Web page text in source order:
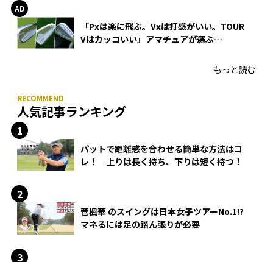
「Pxは楽に飛ぶ。Vxは打感がいい。TOUR
Vはカッコいい」アマチュアが選ぶ
もっと読む
人気記事ランキング
パットで距離感を合わせる簡単な方法はコ
レ！ 上りは長く持ち、下りは短く持つ！
菅楓華 のスイングは日本女子ツアーNo.1!?
マネるには足の踏ん張りが必要